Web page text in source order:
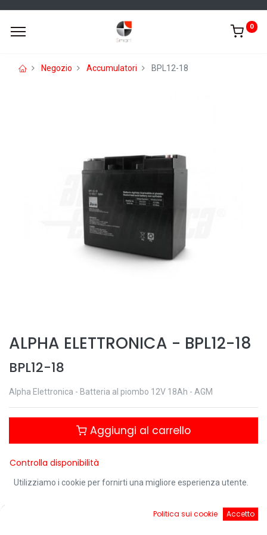
0
Negozio Accumulatori BPL12-18
ALPHA ELETTRONICA - BPL12-18
BPL12-18
Alpha Elettronica - Batteria al piombo 12V 18Ah - AGM
Aggiungi al carrello
Controlla disponibilità
Utilizziamo i cookie per fornirti una migliore esperienza utente.
Politica sui cookie Accetto